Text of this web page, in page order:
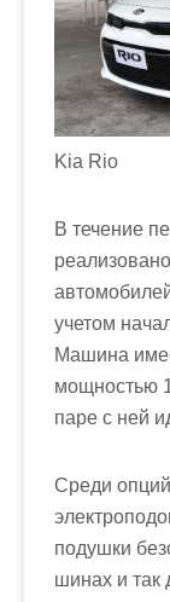
Kia Rio
В течение
учетом
Машина
мощностью
паре с ней
Среди
подушки
шинах и так